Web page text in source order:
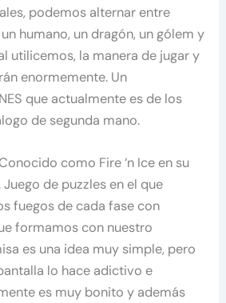
podemos alternar entre
humano, un dragón, un gólem y
utilicemos, la manera de jugar y
enormemente. Un
que actualmente es de los
de segunda mano.
como Fire ‘n Ice en su
de puzzles en el que
fuegos de cada fase con
formamos con nuestro
es una idea muy simple, pero
lo hace adictivo e
es muy bonito y además